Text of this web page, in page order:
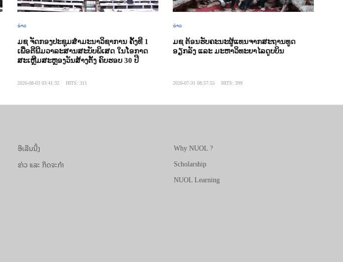
ຂ່າວ
ມຊ ຈັດກອງປະຊຸມສໍາມະນາວິຊາການ ຄັ້ງທີ 1
ເພື່ອຕີພີມວາລະສານສະບັບພິເສດ ໃນໂອກາດ
ສະເຫຼີມສະຫຼອງວັນສ້າງຕັ້ງ ຄົບຮອບ 30 ປີ
2026-08-03 03:41:32 HITS: 311
ຂ່າວ
ມຊ ຕ້ອນຮັບຄະນະຜູ້ແທນຈາກສະຖານທູດ
ອຽກລັງ ແລະ ມະຫາວິທະຍາໄລດູບບິນ
2026-07-31 08:57:55 HITS: 399
ອີເລີນນີ້ງ
ຂ່າວ ແລະ ກິດຈະກຳ
Why NUOL ?
Scholarship
NUOL Learning